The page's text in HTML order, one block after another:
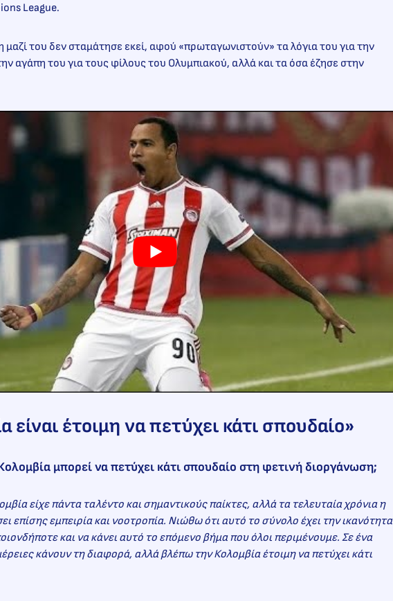
League.
του δεν σταμάτησε εκεί, αφού «πρωταγωνιστούν» τα λόγια του για την
αγάπη του για τους φίλους του Ολυμπιακού, αλλά και τα όσα έζησε στην
είναι έτοιμη να πετύχει κάτι σπουδαίο»
μπορεί να πετύχει κάτι σπουδαίο στη φετινή διοργάνωση;
είχε πάντα ταλέντο και σημαντικούς παίκτες, αλλά τα τελευταία χρόνια η
επίσης εμπειρία και νοοτροπία. Νιώθω ότι αυτό το σύνολο έχει την ικανότητα
και να κάνει αυτό το επόμενο βήμα που όλοι περιμένουμε. Σε ένα
κάνουν τη διαφορά, αλλά βλέπω την Κολομβία έτοιμη να πετύχει κάτι